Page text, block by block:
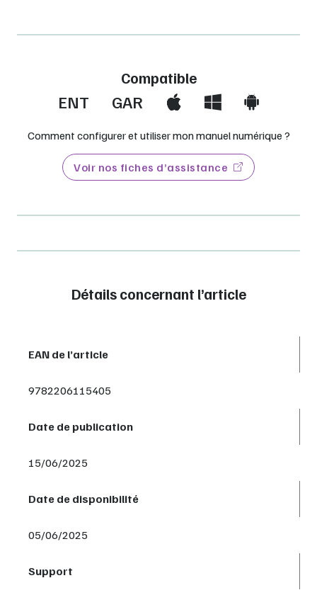
Compatible
ENT GAR
Comment configurer et utiliser mon manuel numérique ?
Voir nos fiches d’assistance
Détails concernant l’article
EAN de l’article
9782206115405
Date de publication
15/06/2025
Date de disponibilité
05/06/2025
Support